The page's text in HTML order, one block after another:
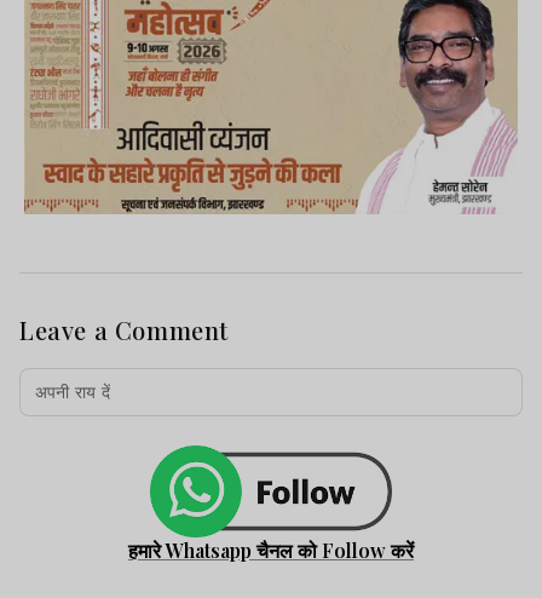
Leave a Comment
हमारे Whatsapp चैनल को Follow करें